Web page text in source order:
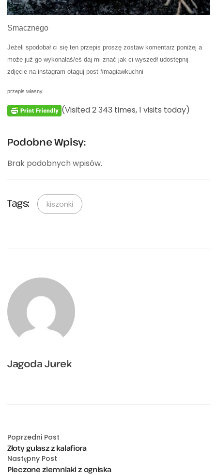
Smacznego
Jeżeli spodobał ci się ten przepis proszę zostaw komentarz poniżej a
może już go wykonałaś/eś daj mi znać jak ci wyszedł udostępnij
zdjęcie na instagram otaguj post #magiawkuchni
przepis własny
(Visited 2 343 times, 1 visits today)
Podobne Wpisy:
Brak podobnych wpisów.
Tags: kiszonki
Jagoda Jurek
Poprzedni Post
Złoty gulasz z kalafiora
Następny Post
Pieczone ziemniaki z ogniska